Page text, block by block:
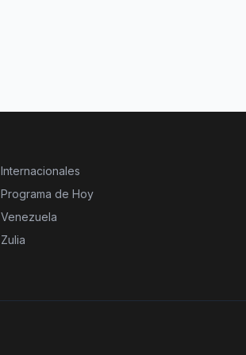
Internacionales
Programa de Hoy
Venezuela
Zulia